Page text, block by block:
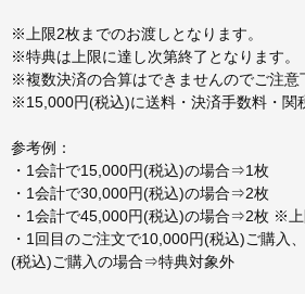
※上限2枚までのお渡しとなります。
※特典は上限に達し次第終了となります。
※複数決済の合算はできませんのでご注意
※15,000円(税込)に送料・決済手数料・関
参考例：
・1会計で15,000円(税込)の場合⇒1枚
・1会計で30,000円(税込)の場合⇒2枚
・1会計で45,000円(税込)の場合⇒2枚 ※
・1回目のご注文で10,000円(税込)ご購入
(税込)ご購入の場合⇒特典対象外